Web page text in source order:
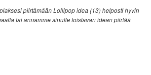
piirtämään Lollipop idea (13) helposti hyvin
tai annamme sinulle loistavan idean piirtää